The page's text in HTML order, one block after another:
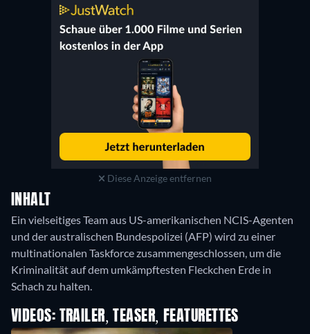
Diese Anzeige entfernen
INHALT
Ein vielseitiges Team aus US-amerikanischen NCIS-Agenten
und der australischen Bundespolizei (AFP) wird zu einer
multinationalen Taskforce zusammengeschlossen, um die
Kriminalität auf dem umkämpftesten Fleckchen Erde in
Schach zu halten.
VIDEOS: TRAILER, TEASER, FEATURETTES